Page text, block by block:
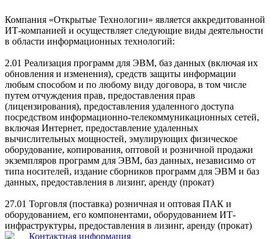
Компания «Открытые Технологии» является аккредитованной
ИТ-компанией и осуществляет следующие виды деятельности
в области информационных технологий:
2.01 Реализация программ для ЭВМ, баз данных (включая их
обновления и изменения), средств защиты информации
любым способом и по любому виду договора, в том числе
путем отчуждения прав, предоставления прав
(лицензирования), предоставления удаленного доступа
посредством информационно-телекоммуникационных сетей,
включая Интернет, предоставление удаленных
вычислительных мощностей, эмулирующих физическое
оборудование, копирования, оптовой и розничной продажи
экземпляров программ для ЭВМ, баз данных, независимо от
типа носителей, издание сборников программ для ЭВМ и баз
данных, предоставления в лизинг, аренду (прокат)
27.01 Торговля (поставка) розничная и оптовая ПАК и
оборудованием, его компонентами, оборудованием ИТ-
инфраструктуры, предоставления в лизинг, аренду (прокат)
Контактная информация